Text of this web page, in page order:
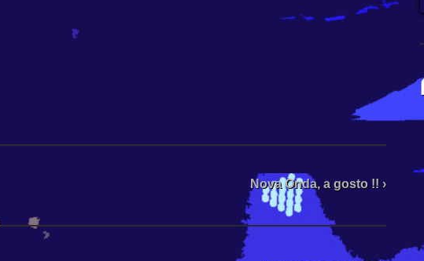
Nova Onda, a gosto !! ›